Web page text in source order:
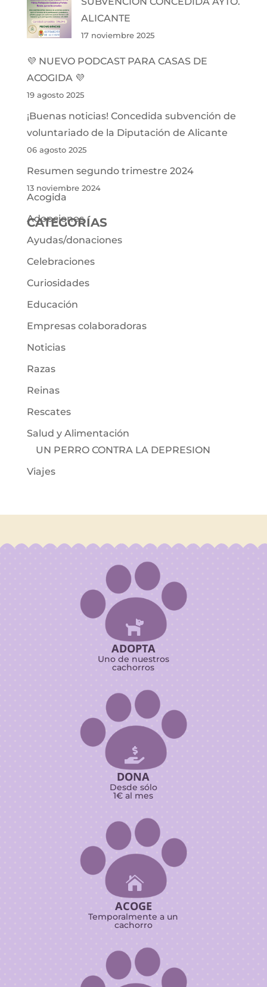
ALICANTE
17 noviembre 2025
💜 NUEVO PODCAST PARA CASAS DE
ACOGIDA 💜
19 agosto 2025
¡Buenas noticias! Concedida subvención de
voluntariado de la Diputación de Alicante
06 agosto 2025
Resumen segundo trimestre 2024
13 noviembre 2024
CATEGORÍAS
Acogida
Adopciones
Ayudas/donaciones
Celebraciones
Curiosidades
Educación
Empresas colaboradoras
Noticias
Razas
Reinas
Rescates
Salud y Alimentación
UN PERRO CONTRA LA DEPRESION
Viajes

ADOPTA
Uno de nuestros
cachorros

DONA
Desde sólo
1€ al mes

ACOGE
Temporalmente a un
cachorro